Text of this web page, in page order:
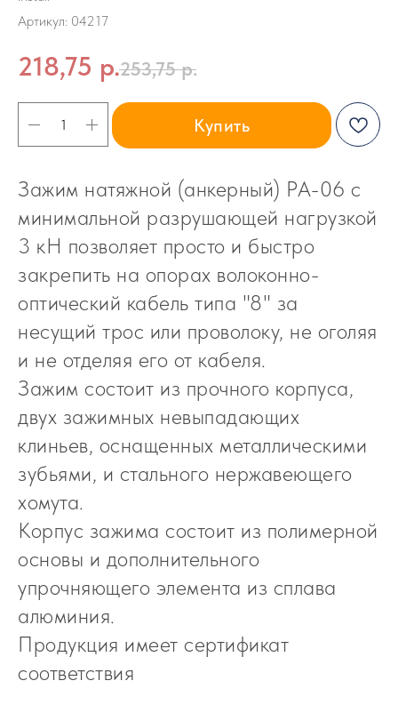
Артикул: 04217
218,75 р.253,75 р.
Купить
Зажим натяжной (анкерный) PA-06 с
минимальной разрушающей нагрузкой
3 кН позволяет просто и быстро
закрепить на опорах волоконно-
оптический кабель типа "8" за
несущий трос или проволоку, не оголяя
и не отделяя его от кабеля.
Зажим состоит из прочного корпуса,
двух зажимных невыпадающих
клиньев, оснащенных металлическими
зубьями, и стального нержавеющего
хомута.
Корпус зажима состоит из полимерной
основы и дополнительного
упрочняющего элемента из сплава
алюминия.
Продукция имеет сертификат
соответствия